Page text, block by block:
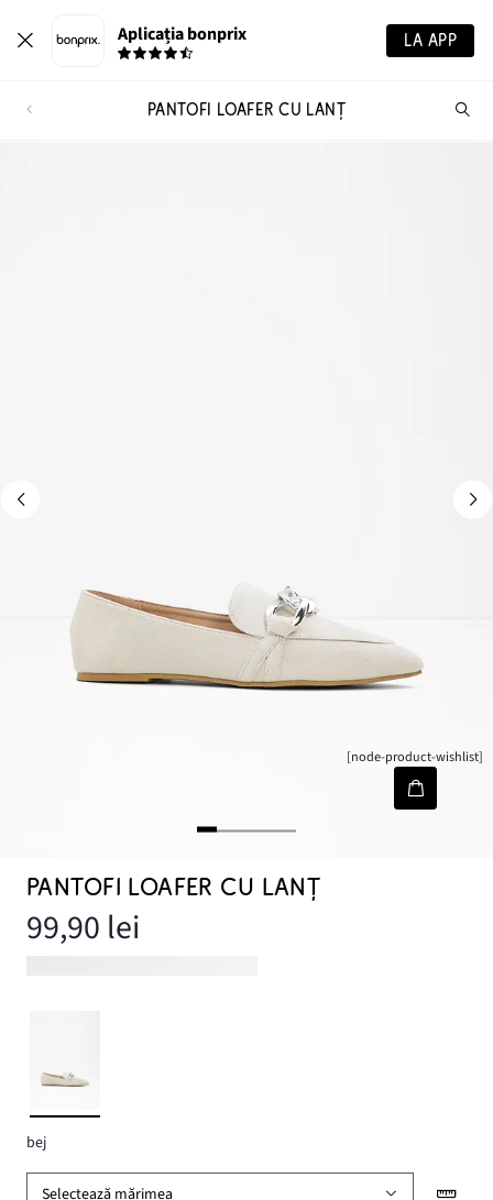
Aplicația bonprix LA APP
PANTOFI LOAFER CU LANȚ
[node-product-wishlist]
PANTOFI LOAFER CU LANȚ
99,90 lei
bej
Selectează mărimea